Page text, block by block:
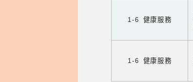
1-6 健康服務
1-6 健康服務